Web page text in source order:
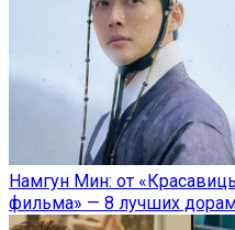
Намгун Мин: от
фильма» — 8 лучших